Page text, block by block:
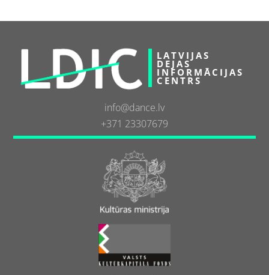
LATVIJAS
DEJAS
INFORMĀCIJAS
CENTRS
info@dance.lv
+371 23307679